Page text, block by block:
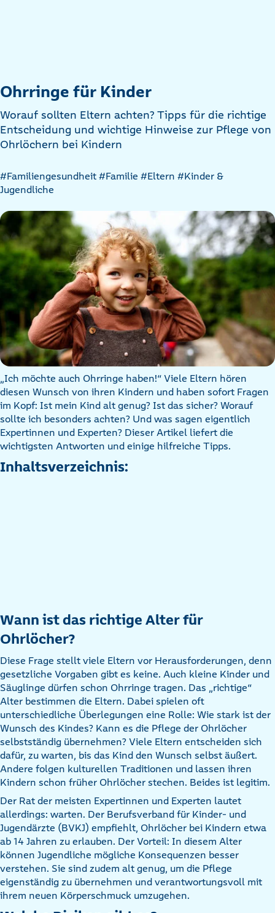
Ohrringe für Kinder
Worauf sollten Eltern achten? Tipps für die richtige
Entscheidung und wichtige Hinweise zur Pflege von
Ohrlöchern bei Kindern
Artikel
nach
filtern
#Familiengesundheit #Familie #Eltern #Kinder &
Jugendliche
„Ich möchte auch Ohrringe haben!“ Viele Eltern hören
diesen Wunsch von ihren Kindern und haben sofort Fragen
im Kopf: Ist mein Kind alt genug? Ist das sicher? Worauf
sollte ich besonders achten? Und was sagen eigentlich
Expertinnen und Experten? Dieser Artikel liefert die
wichtigsten Antworten und einige hilfreiche Tipps.
Inhaltsverzeichnis:
Wann ist das richtige Alter für
Ohrlöcher?
Diese Frage stellt viele Eltern vor Herausforderungen, denn
gesetzliche Vorgaben gibt es keine. Auch kleine Kinder und
Säuglinge dürfen schon Ohrringe tragen. Das „richtige“
Alter bestimmen die Eltern. Dabei spielen oft
unterschiedliche Überlegungen eine Rolle: Wie stark ist der
Wunsch des Kindes? Kann es die Pflege der Ohrlöcher
selbstständig übernehmen? Viele Eltern entscheiden sich
dafür, zu warten, bis das Kind den Wunsch selbst äußert.
Andere folgen kulturellen Traditionen und lassen ihren
Kindern schon früher Ohrlöcher stechen. Beides ist legitim.
Der Rat der meisten Expertinnen und Experten lautet
allerdings: warten. Der Berufsverband für Kinder- und
Jugendärzte (BVKJ) empfiehlt, Ohrlöcher bei Kindern etwa
ab 14 Jahren zu erlauben. Der Vorteil: In diesem Alter
können Jugendliche mögliche Konsequenzen besser
verstehen. Sie sind zudem alt genug, um die Pflege
eigenständig zu übernehmen und verantwortungsvoll mit
ihrem neuen Körperschmuck umzugehen.